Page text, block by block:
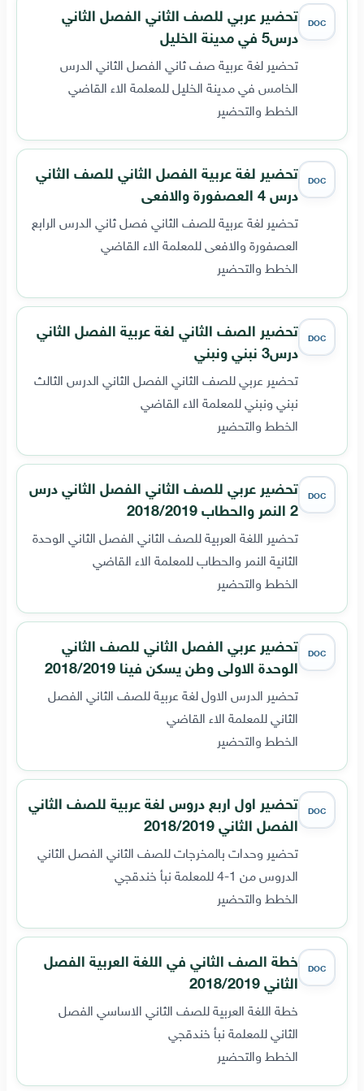
DOC
تحضير عربي للصف الثاني الفصل الثاني
درس5 في مدينة الخليل
تحضير لغة عربية صف ثاني الفصل الثاني الدرس
الخامس في مدينة الخليل للمعلمة الاء القاضي
الخطط والتحضير
DOC
تحضير لغة عربية الفصل الثاني للصف الثاني
درس 4 العصفورة والافعى
تحضير لغة عربية للصف الثاني فصل ثاني الدرس الرابع
العصفورة والافعى للمعلمة الاء القاضي
الخطط والتحضير
DOC
تحضير الصف الثاني لغة عربية الفصل الثاني
درس3 نبني ونبني
تحضير عربي للصف الثاني الفصل الثاني الدرس الثالث
نبني ونبني للمعلمة الاء القاضي
الخطط والتحضير
DOC
تحضير عربي للصف الثاني الفصل الثاني درس
2 النمر والحطاب 2018/2019
تحضير اللغة العربية للصف الثاني الفصل الثاني الوحدة
الثانية النمر والحطاب للمعلمة الاء القاضي
الخطط والتحضير
DOC
تحضير عربي الفصل الثاني للصف الثاني
الوحدة الاولى وطن يسكن فينا 2018/2019
تحضير الدرس الاول لغة عربية للصف الثاني الفصل
الثاني للمعلمة الاء القاضي
الخطط والتحضير
DOC
تحضير اول اربع دروس لغة عربية للصف الثاني
الفصل الثاني 2018/2019
تحضير وحدات بالمخرجات للصف الثاني الفصل الثاني
الدروس من 1-4 للمعلمة نبأ خندقجي
الخطط والتحضير
DOC
خطة الصف الثاني في اللغة العربية الفصل
الثاني 2018/2019
خطة اللغة العربية للصف الثاني الاساسي الفصل
الثاني للمعلمة نبأ خندقجي
الخطط والتحضير